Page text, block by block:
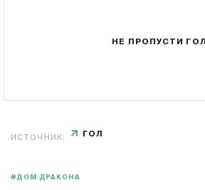
НЕ ПРОПУСТИ ГОЛ
ИСТОЧНИК: ГОЛ
#ДОМ ДРАКОНА